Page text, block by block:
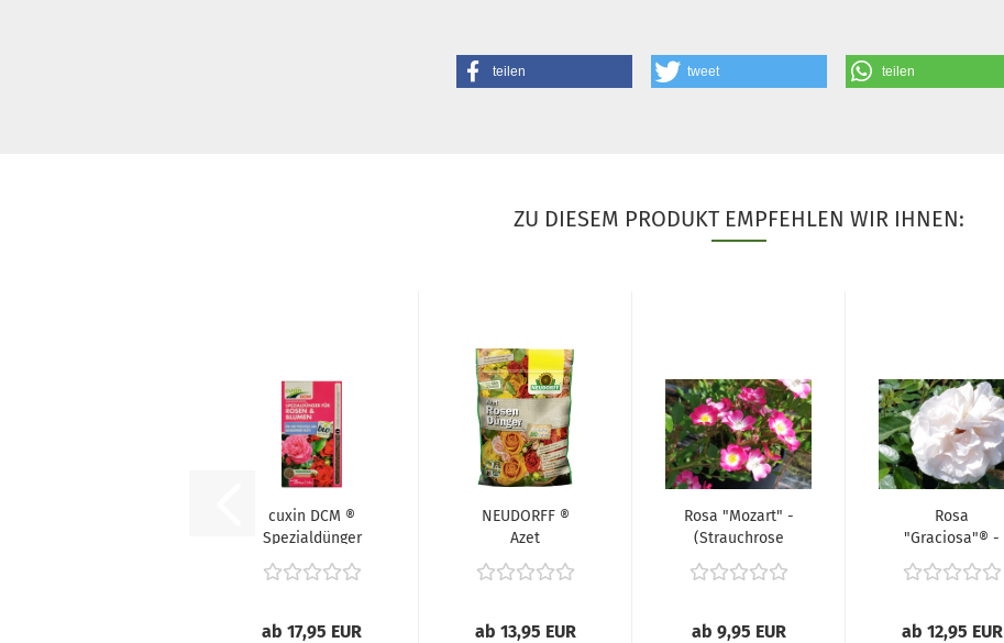
teilen tweet teilen
ZU DIESEM PRODUKT EMPFEHLEN WIR IHNEN:
cuxin DCM ®
Spezialdünger
für Rosen &
Blumen...
ab 17,95 EUR
NEUDORFF ®
Azet
RosenDünger
ab 13,95 EUR
Rosa "Mozart" -
(Strauchrose
"Mozart"),...
ab 9,95 EUR
Rosa
"Graciosa"® -
(Kletterrose
"Graciosa"®),...
ab 12,95 EUR